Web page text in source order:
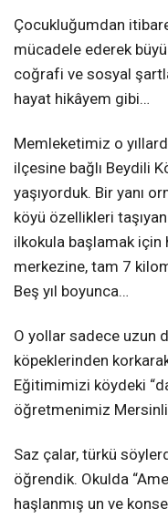
Çocukluğumdan
mücadele ederek
coğrafi ve sosyal
hayat hikâyem gibi…
Memleketimiz o
ilçesine bağlı Beydili
yaşıyorduk. Bir yanı
köyü özellikleri
ilkokula başlamak için
merkezine, tam 7
Beş yıl boyunca…
O yollar sadece uzun
köpeklerinden
Eğitimimizi köydeki
öğretmenimiz Mersinli
Saz çalar, türkü
öğrendik. Okulda
haşlanmış un ve